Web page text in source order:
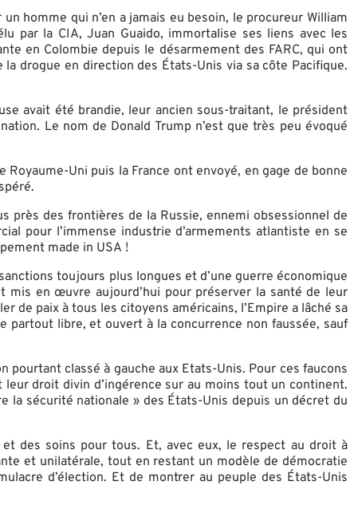
homme qui n’en a jamais eu besoin, le procureur William
par la CIA, Juan Guaido, immortalise ses liens avec les
en Colombie depuis le désarmement des FARC, qui ont
drogue en direction des États-Unis via sa côte Pacifique.
avait été brandie, leur ancien sous-traitant, le président
Le nom de Donald Trump n’est que très peu évoqué
Uni puis la France ont envoyé, en gage de bonne
près des frontières de la Russie, ennemi obsessionnel de
pour l’immense industrie d’armements atlantiste en se
made in USA !
toujours plus longues et d’une guerre économique
mis en œuvre aujourd’hui pour préserver la santé de leur
de paix à tous les citoyens américains, l’Empire a lâché sa
libre, et ouvert à la concurrence non faussée, sauf
classé à gauche aux Etats-Unis. Pour ces faucons
droit divin d’ingérence sur au moins tout un continent.
la sécurité nationale » des États-Unis depuis un décret du
des soins pour tous. Et, avec eux, le respect au droit à
et unilatérale, tout en restant un modèle de démocratie
d’élection. Et de montrer au peuple des États-Unis